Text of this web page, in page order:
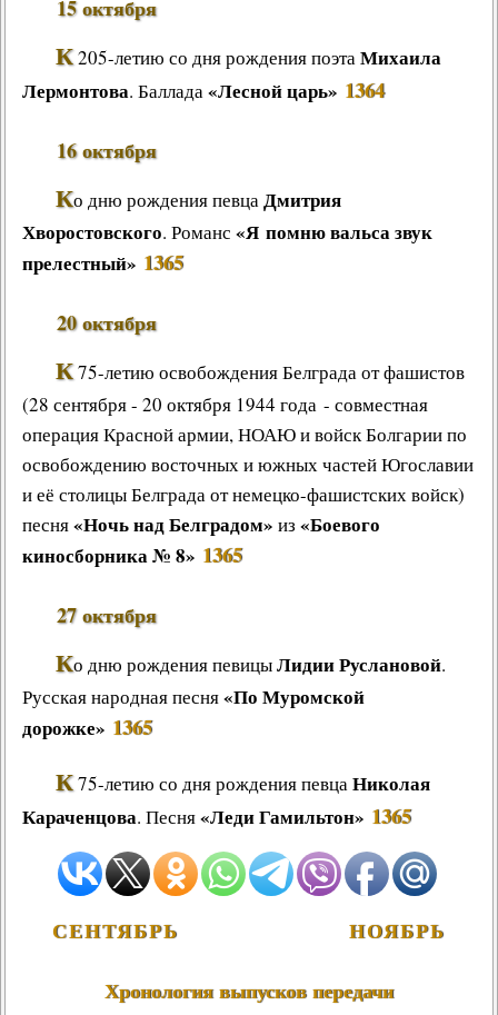
15 октября
К205-летию со дня рождения поэтаМихаила
Лермонтова. Баллада«Лесной царь» 1364
16 октября
Ко дню рождения певцаДмитрия
Хворостовского. Романс «Я помню вальса звук
прелестный» 1365
20 октября
К75-летию освобождения Белграда от фашистов
(28 сентября - 20 октября 1944 года - совместная
операция Красной армии, НОАЮ и войск Болгарии по
освобождению восточных и южных частей Югославии
и её столицы Белграда от немецко-фашистских войск)
песня«Ночь над Белградом» из «Боевого
киносборника № 8» 1365
27 октября
Ко дню рождения певицыЛидии Руслановой.
Русская народная песня«По Муромской
дорожке» 1365
К75-летию со дня рождения певцаНиколая
Караченцова. Песня«Леди Гамильтон» 1365
СЕНТЯБРЬ НОЯБРЬ
Хронология выпусков передачи